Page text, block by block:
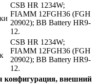
CSB HR 1234W;
FIAMM 12FGH36 (FGH
20902); BB Battery HR9-
12.
CSB HR 1234W;
FIAMM 12FGH36 (FGH
20902); BB Battery HR9-
12.
конфигурация, внешний